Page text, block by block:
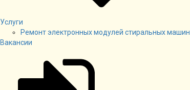
Услуги
Ремонт электронных модулей стиральных машин
Вакансии